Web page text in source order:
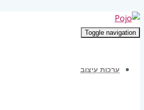
Toggle navigation
ערכות עיצוב